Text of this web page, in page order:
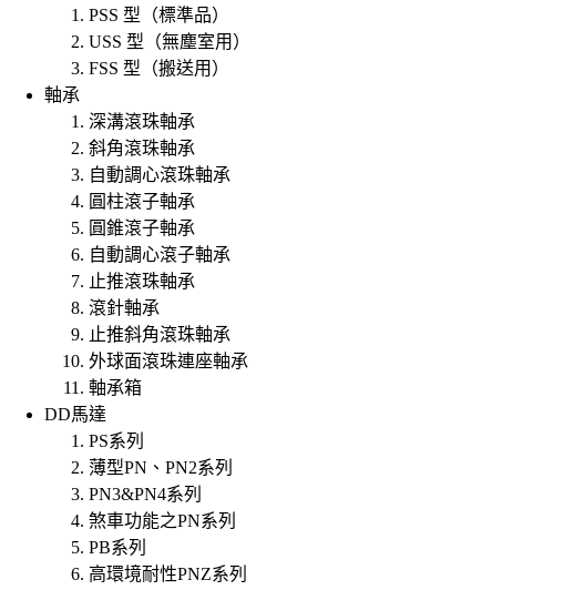
PSS 型（標準品）
USS 型（無塵室用）
FSS 型（搬送用）
軸承
深溝滾珠軸承
斜角滾珠軸承
自動調心滾珠軸承
圓柱滾子軸承
圓錐滾子軸承
自動調心滾子軸承
止推滾珠軸承
滾針軸承
止推斜角滾珠軸承
外球面滾珠連座軸承
軸承箱
DD馬達
PS系列
薄型PN、PN2系列
PN3&PN4系列
煞車功能之PN系列
PB系列
高環境耐性PNZ系列